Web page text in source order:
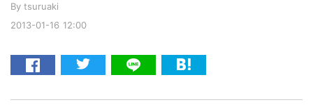
2013-01-16 12:00
By tsuruaki
Daily Weekly